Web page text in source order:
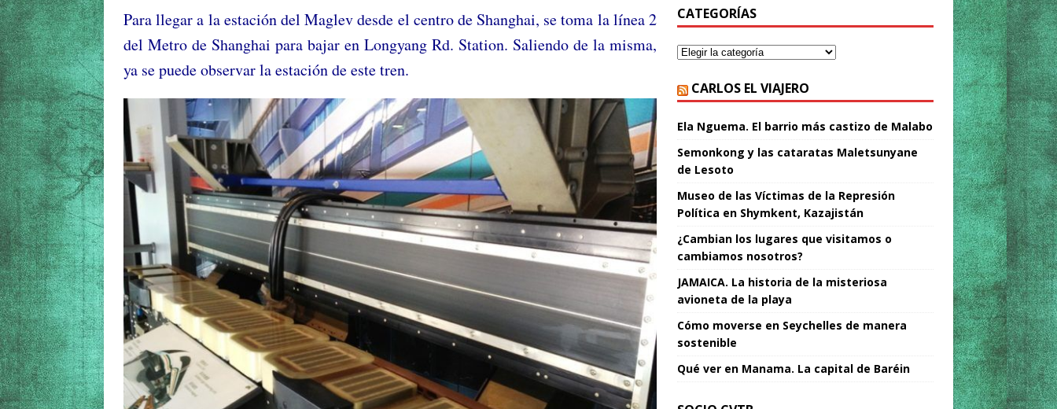
Para llegar a la estación del Maglev desde el centro de Shanghai, se toma la línea 2
del Metro de Shanghai para bajar en Longyang Rd. Station. Saliendo de la misma,
ya se puede observar la estación de este tren.
CATEGORÍAS
CARLOS EL VIAJERO
Ela Nguema. El barrio más castizo de Malabo
Semonkong y las cataratas Maletsunyane
de Lesoto
Museo de las Víctimas de la Represión
Política en Shymkent, Kazajistán
¿Cambian los lugares que visitamos o
cambiamos nosotros?
JAMAICA. La historia de la misteriosa
avioneta de la playa
Cómo moverse en Seychelles de manera
sostenible
Qué ver en Manama. La capital de Baréin